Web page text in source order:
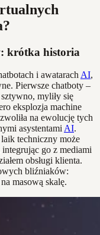
krótka historia
i awatarach AI,
Pierwsze chatboty –
myliły się
eksplozja machine
na ewolucję tych
asystentami AI.
techniczny może
go z mediami
obsługi klienta.
bliźniaków:
masową skalę.